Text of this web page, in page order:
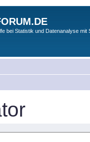
bei Statistik und Datenanalyse mit